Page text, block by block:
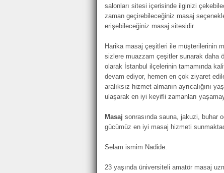
salonları sitesi içerisinde ilginizi
zaman geçirebileceğiniz masaj
erişebileceğiniz masaj sitesidir.
Harika masaj çeşitleri ile müşterilerinin
sizlere muazzam çeşitler sunarak daha
olarak İstanbul ilçelerinin tamamında
devam ediyor, hemen en çok ziyaret
aralıksız hizmet almanın ayrıcalığını
ulaşarak en iyi keyifli zamanları
Masaj sonrasında sauna, jakuzi, buhar
gücümüz en iyi masaj hizmeti
Selam ismim Nadide.
23 yaşında üniversiteli amatör masaj